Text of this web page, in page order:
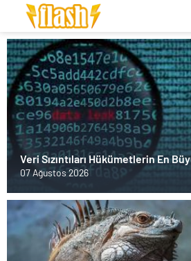
Veri Sızıntıları Hükümetlerin En
07 Ağustos 2026